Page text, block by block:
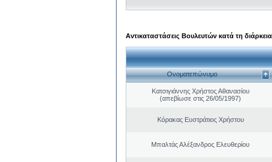
Αντικαταστάσεις Βουλευτών κατά τη
Ονοματεπώνυμο
Κατσιγιάννης Χρήστος Αθανασίου
(απεβίωσε στις 26/05/1997)
Κόρακας Ευστράτιος Χρήστου
Μπαλτάς Αλέξανδρος Ελευθερίου